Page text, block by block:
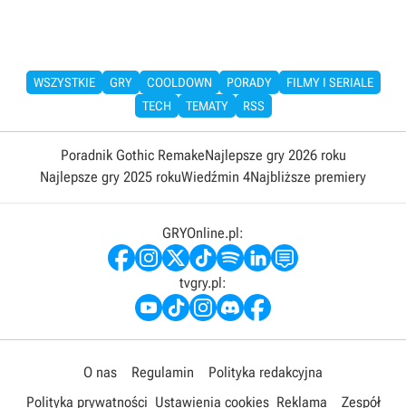
WSZYSTKIE GRY COOLDOWN PORADY
FILMY I SERIALE
TECH
TEMATY RSS
Poradnik Gothic RemakeNajlepsze gry 2026 roku
Najlepsze gry 2025 rokuWiedźmin 4Najbliższe premiery
GRYOnline.pl:
tvgry.pl:
O nas Regulamin
Polityka redakcyjna
Polityka prywatności Ustawienia cookies Reklama Zespół